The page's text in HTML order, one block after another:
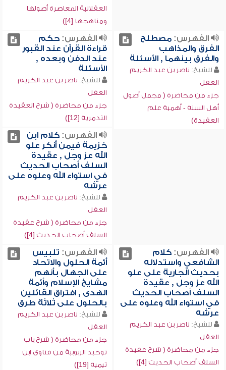
العقلانية المعاصرة أصولها
ومناهجها [4])
الفهرس:مصطلح
الفرق والمذاهب
والفرق بينهما , الأسئلة
للشيخ: ناصر بن عبد الكريم
العقل
جزء من محاضرة ( مجمل أصول
أهل السنة - أهمية علم
العقيدة)
الفهرس:حكم
قراءة القرآن عند القبور
عند الدفن وبعده ,
الأسئلة
للشيخ: ناصر بن عبد الكريم
العقل
جزء من محاضرة ( شرح العقيدة
التدمرية [12])
الفهرس:كلام ابن
خزيمة فيمن أنكر علو
الله عز وجل , عقيدة
السلف أصحاب الحديث
في استواء الله وعلوه على
عرشه
للشيخ: ناصر بن عبد الكريم
العقل
جزء من محاضرة ( شرح عقيدة
السلف أصحاب الحديث [4])
الفهرس:كلام
الشافعي واستدلاله
بحديث الجارية على علو
الله عز وجل , عقيدة
السلف أصحاب الحديث
في استواء الله وعلوه على
عرشه
للشيخ: ناصر بن عبد الكريم
العقل
جزء من محاضرة ( شرح عقيدة
السلف أصحاب الحديث [4])
الفهرس: تلبيس
أئمة الحلول والاتحاد
على الجهال بأنهم
مشايخ الإسلام وأئمة
الهدى , افتراق القائلين
بالحلول على ثلاثة طرق
للشيخ: ناصر بن عبد الكريم
العقل
جزء من محاضرة ( شرح باب
توحيد الربوبية من فتاوى ابن
تيمية [19])